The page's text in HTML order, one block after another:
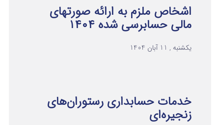
اشخاص ملزم به ارائه صورتهای
مالی حسابرسی شده ۱۴۰۴
یکشنبه , 11 آبان 1404
خدمات حسابداری رستوران‌های
زنجیره‌ای